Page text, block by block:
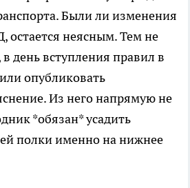
Были ли изменения
остается неясным. Тем не
день вступления правил в
опубликовать
Из него напрямую не
*обязан* усадить
полки именно на нижнее